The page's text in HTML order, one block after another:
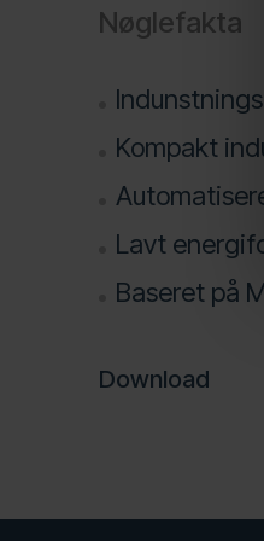
Nøglefakta
Kompakt
Lavt
Baseret på
Download